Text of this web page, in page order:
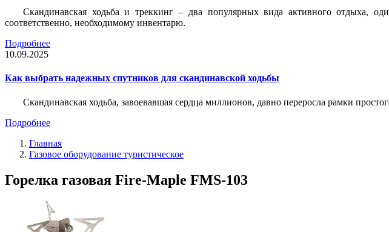
Скандинавская ходьба и треккинг – два популярных вида активного отдыха,
соответственно, необходимому инвентарю.
Подробнее
10.09.2025
Как выбрать надежных спутников для скандинавской ходьбы
Скандинавская ходьба, завоевавшая сердца миллионов, давно переросла рамки
Подробнее
Главная
Газовое оборудование туристическое
Горелка газовая Fire-Maple FMS-103